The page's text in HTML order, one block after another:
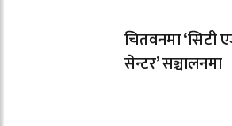
चितवनमा ‘सिटी
सेन्टर’ सञ्चालनमा